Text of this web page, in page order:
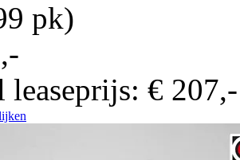
pk)
leaseprijs: €